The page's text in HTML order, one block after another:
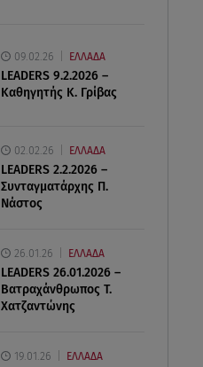
09.02.26 ΕΛΛΑΔΑ
LEADERS 9.2.2026 –
Καθηγητής Κ. Γρίβας
02.02.26 ΕΛΛΑΔΑ
LEADERS 2.2.2026 –
Συνταγματάρχης Π.
Νάστος
26.01.26 ΕΛΛΑΔΑ
LEADERS 26.01.2026 –
Βατραχάνθρωπος Τ.
Χατζαντώνης
19.01.26 ΕΛΛΑΔΑ